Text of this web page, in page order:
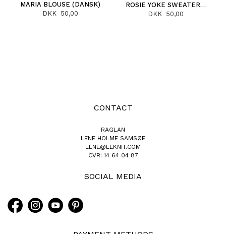
MARIA BLOUSE (DANSK)
DKK 50,00
ROSIE YOKE SWEATER JUNIOR (DANSK)
DKK 50,00
CONTACT
RAGLAN
LENE HOLME SAMSØE
LENE@LEKNIT.COM
CVR: 14 64 04 87
SOCIAL MEDIA